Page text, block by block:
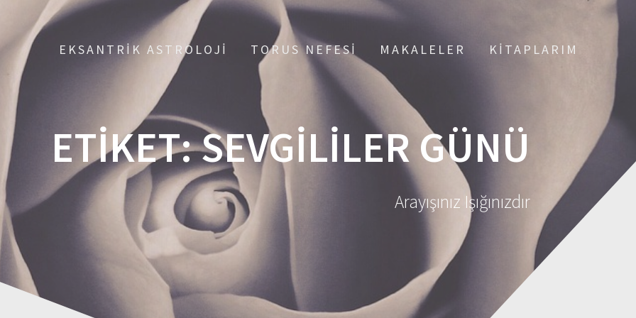
EKSANTRIK ASTROLOJI TORUS NEFESI MAKALELER KITAPLARIM
ETIKET:SEVGILILER GÜNÜ
Arayışınız Işığınızdır